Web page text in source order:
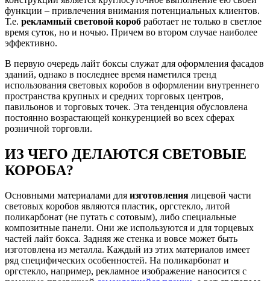
функции – привлечения внимания потенциальных клиентов.
Т.е. рекламный световой короб работает не только в светлое
время суток, но и ночью. Причем во втором случае наиболее
эффективно.
В первую очередь лайт боксы служат для оформления фасадов
зданий, однако в последнее время наметился тренд
использования световых коробов в оформлении внутреннего
пространства крупных и средних торговых центров,
павильонов и торговых точек. Эта тенденция обусловлена
постоянно возрастающей конкуренцией во всех сферах
розничной торговли.
ИЗ ЧЕГО ДЕЛАЮТСЯ СВЕТОВЫЕ
КОРОБА?
Основными материалами для изготовления лицевой части
световых коробов являются пластик, оргстекло, литой
поликарбонат (не путать с сотовым), либо специальные
композитные панели. Они же используются и для торцевых
частей лайт бокса. Задняя же стенка и вовсе может быть
изготовлена из металла. Каждый из этих материалов имеет
ряд специфических особенностей. На поликарбонат и
оргстекло, например, рекламное изображение наносится с